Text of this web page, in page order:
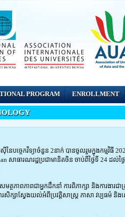
PROGRAM ENROLLMENT
ចេកវិទ្យាចំនួន 2នាក់ បានចូលរួមក្នុងកម្មវិធី
សាធារណរដ្ឋប្រជាមានិតចិន ចាប់ពីថ្ងៃទី 24 ដល់ថ្ង
ាពភាពជាអ្នកដឹកនាំ ការពិភាក្សា និងការងារជា
ក្សាស្វែងយល់អំពីប្រវត្តិសាស្ត្រ ភាសា វប្បធម៌ និង